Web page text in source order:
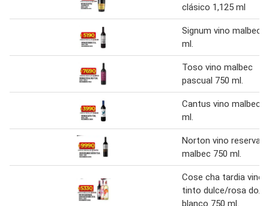
clásico 1,125 ml
Signum vino malbec
ml.
Toso vino malbec
pascual 750 ml.
Cantus vino malbec
ml.
Norton vino reserva
malbec 750 ml.
Cose cha tardia vino
tinto dulce/rosa do/
blanco 750 ml.